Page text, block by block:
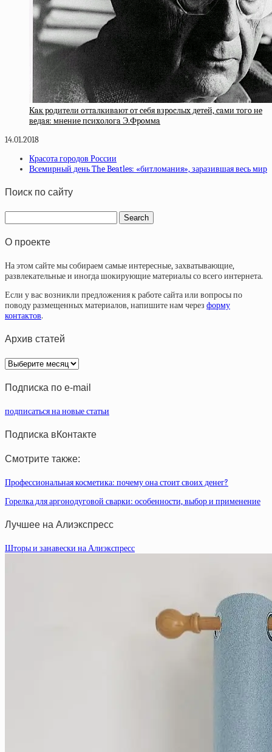
Кaк poдитeли oттaлкивaют oт ceбя взpocлыx дeтeй, caми тoгo нe
вeдaя: мнeниe пcиxoлoгa Э.Фpoммa
14.01.2018
Красота городов России
Всемирный день The Beatles: «битломания», заразившая весь мир
Поиск по сайту
О проекте
На этом сайте мы собираем самые интересные, захватывающие,
развлекательные и иногда шокирующие материалы со всего интернета.
Если у вас возникли предложения к работе сайта или вопросы по
поводу размещенных материалов, напишите нам через форму
контактов.
Архив статей
Архив
статей
Подписка по e-mail
подписаться на новые статьи
Подписка вКонтакте
Смотрите также:
Профессиональная косметика: почему она стоит своих денег?
Горелка для аргонодуговой сварки: особенности, выбор и применение
Лучшее на Алиэкспресс
Шторы и занавески на Алиэкспресс